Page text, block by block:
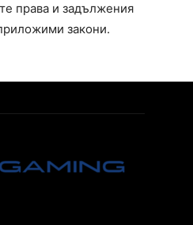
права и задължения
закони.